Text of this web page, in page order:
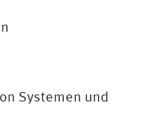
Systemen und